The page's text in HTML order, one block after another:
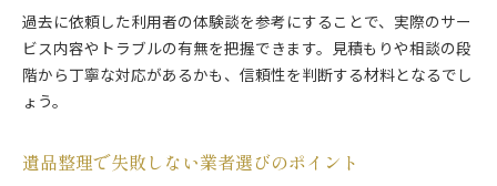
過去に依頼した利用者の体験談を参考にすることで、実際のサー
ビス内容やトラブルの有無を把握できます。見積もりや相談の段
階から丁寧な対応があるかも、信頼性を判断する材料となるでし
ょう。
遺品整理で失敗しない業者選びのポイント